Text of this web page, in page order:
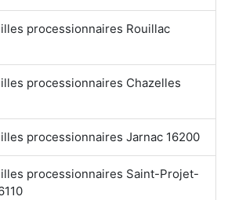
processionnaires Rouillac
processionnaires Chazelles
processionnaires Jarnac 16200
processionnaires Saint-Projet-